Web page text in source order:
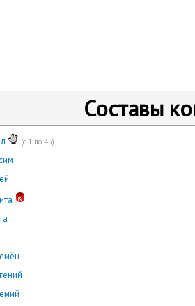
Составы
(с 1 по 45)